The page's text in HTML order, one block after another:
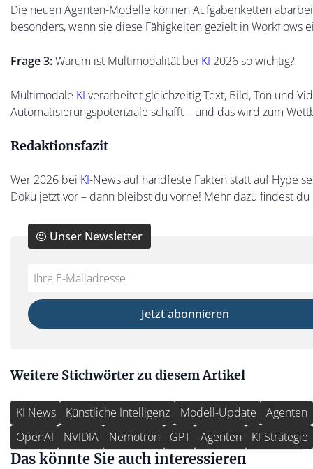
Die neuen Agenten-Modelle können Aufgabenketten
besonders, wenn sie diese Fähigkeiten gezielt in Workflows
Frage 3:Warum ist Multimodalität bei KI 2026 so wichtig?
Multimodale KI verarbeitet gleichzeitig Text, Bild, Ton und
Automatisierungspotenziale schafft – und das wird zum
Redaktionsfazit
Wer 2026 bei KI-News auf handfeste Fakten statt auf Hype
Doku jetzt vor – dann bleibst du vorne! Mehr dazu findest
Do
fill
this
Unser Newsletter
*Ihre
Mailadresse:
Jetzt abonnieren
Weitere Stichwörter zu diesem Artikel
KI News Künstliche Intelligenz Modell-Update
Agenten
OpenAI
NVIDIA Nemotron GPT Agenten KI-Strategie
Das könnte Sie auch interessieren